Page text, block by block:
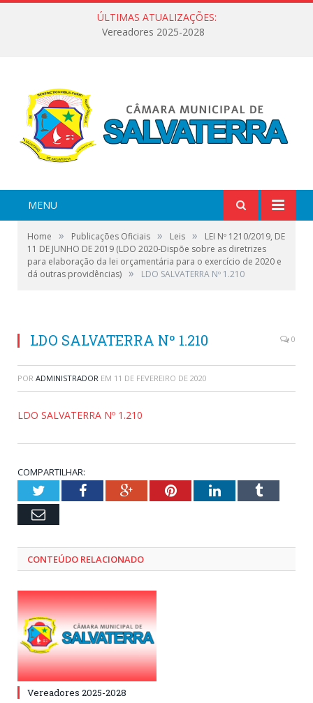
ÚLTIMAS ATUALIZAÇÕES:
Vereadores 2025-2028
MENU
Home » Publicações Oficiais » Leis »
LEI Nº 1210/2019, DE
11 DE JUNHO DE 2019 (LDO 2020-Dispõe sobre as diretrizes
para elaboração da lei orçamentária para o exercício de 2020 e
dá outras providências) » LDO SALVATERRA Nº 1.210
LDO SALVATERRA Nº 1.210 0
POR ADMINISTRADOR EM 11 DE FEVEREIRO DE 2020
LDO SALVATERRA Nº 1.210
COMPARTILHAR:
TwitterFacebookGoogle+PinterestLinkedInTumblr
Email
CONTEÚDO RELACIONADO
Vereadores 2025-2028